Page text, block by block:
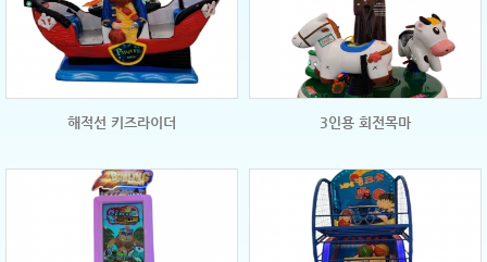
해적선 키즈라이더 3인용 회전목마